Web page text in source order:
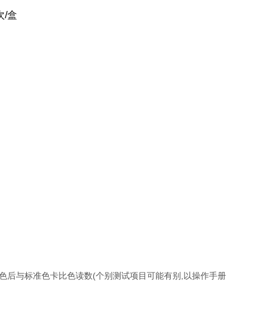
/盒
后与标准色卡比色读数(个别测试项目可能有别,以操作手册